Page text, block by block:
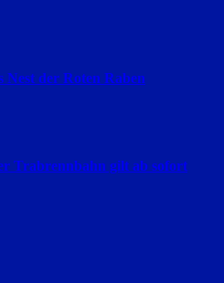
der Roten Raben
Trabrennbahn gilt ab sofort